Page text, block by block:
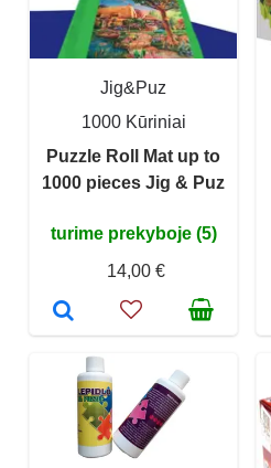
Jig&Puz
1000 Kūriniai
Puzzle Roll Mat up to
1000 pieces Jig & Puz
turime prekyboje (5)
14,00 €